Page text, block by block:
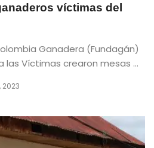
víctimas del
Ganadera (Fundagán)
las Víctimas crearon mesas ...
2023